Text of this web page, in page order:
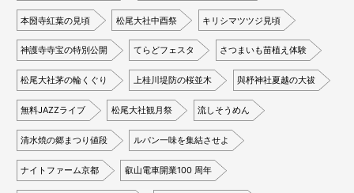
本圀寺紅葉の見頃 松尾大社中酉祭 キリシマツツジ見頃
神護寺寺宝の特別公開 てらどフェスタ さつまいも苗植え体験
松尾大社茅の輪くぐり 上桂川堤防の桜並木 與杼神社夏越の大祓
無料JAZZライブ 松尾大社観月祭 流しそうめん
清水焼の郷まつり値段 ルパン一味を集結させよ
ナイトファーム京都 叡山電車開業100 周年